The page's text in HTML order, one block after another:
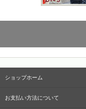
ショップホーム
お支払い方法について